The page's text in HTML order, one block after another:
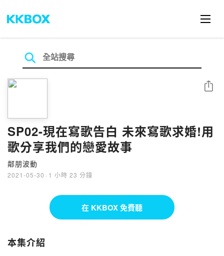
SP02-現在寫歌告白 未來寫歌求婚!用
歌分享我們的戀愛故事
鄰朋波動
2021-05-30 · 1 小時 23 分鐘
分享
在 KKBOX 免費聽
本集介紹